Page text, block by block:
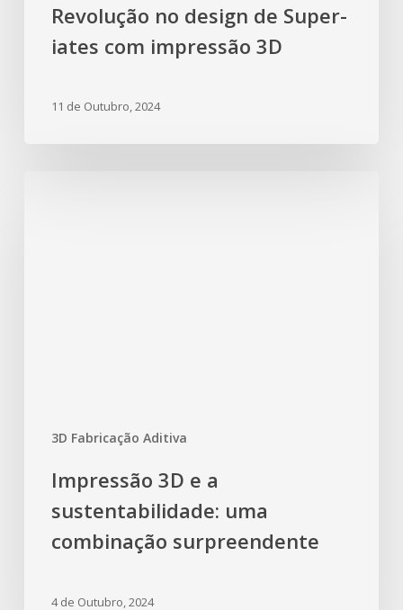
Revolução no design de Super-
iates com impressão 3D
11 de Outubro, 2024
3D Fabricação Aditiva
Impressão 3D e a
sustentabilidade: uma
combinação surpreendente
4 de Outubro, 2024